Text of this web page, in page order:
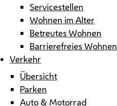
Servicestellen
Wohnen im Alter
Betreutes Wohnen
Barrierefreies Wohnen
Verkehr
Übersicht
Parken
Auto & Motorrad